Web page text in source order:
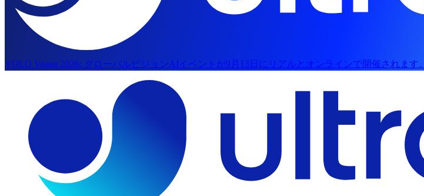
YOLO Vision 2026: グローバルビジョンAIイベントが9月13日にリアルとオンラインで開催されます。